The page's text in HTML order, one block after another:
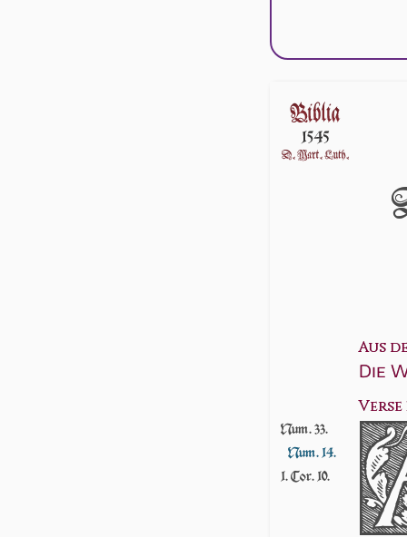
Aus
Die
Verse
Num. 33.
Num. 14.
1. Cor. 10.